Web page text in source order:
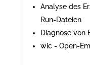
Analyse des
Run-Dateien
Diagnose von
wic - Open-